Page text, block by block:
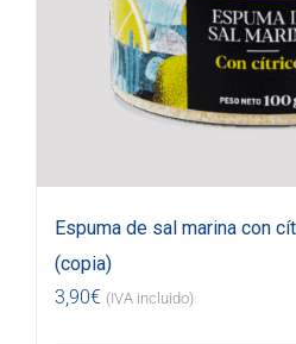
Espuma de sal marina con
(copia)
3,90€ (IVA incluido)